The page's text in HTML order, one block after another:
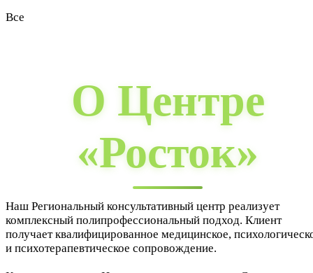
Все
О Центре
«Росток»
Наш Региональный консультативный центр реализует
комплексный полипрофессиональный подход. Клиент
получает квалифицированное медицинское,
и психотерапевтическое сопровождение.